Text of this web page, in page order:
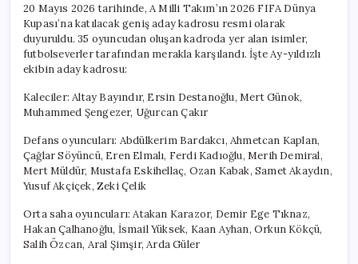
Kupası
Aday
Kadrosu
Açıklandı
için
20 Mayıs 2026 tarihinde, A Milli Takım’ın 2026 FIFA Dünya
Kupası’na katılacak geniş aday kadrosu resmi olarak
duyuruldu. 35 oyuncudan oluşan kadroda yer alan isimler,
futbolseverler tarafından merakla karşılandı. İşte Ay-yıldızlı
ekibin aday kadrosu:
Kaleciler: Altay Bayındır, Ersin Destanoğlu, Mert Günok,
Muhammed Şengezer, Uğurcan Çakır
Defans oyuncuları: Abdülkerim Bardakcı, Ahmetcan Kaplan,
Çağlar Söyüncü, Eren Elmalı, Ferdi Kadıoğlu, Merih Demiral,
Mert Müldür, Mustafa Eskihellaç, Ozan Kabak, Samet Akaydın,
Yusuf Akçiçek, Zeki Çelik
Orta saha oyuncuları: Atakan Karazor, Demir Ege Tıknaz,
Hakan Çalhanoğlu, İsmail Yüksek, Kaan Ayhan, Orkun Kökçü,
Salih Özcan, Aral Şimşir, Arda Güler